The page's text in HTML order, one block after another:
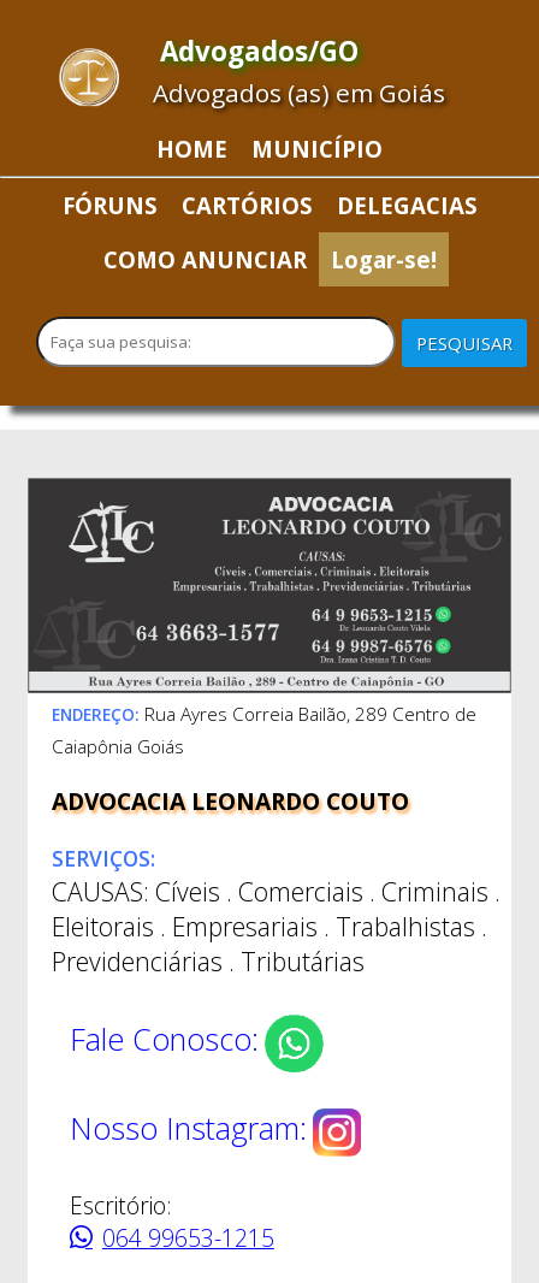
Advogados/GO
Advogados (as) em Goiás
HOME
MUNICÍPIO
FÓRUNS
CARTÓRIOS
DELEGACIAS
COMO ANUNCIAR
Logar-se!
PESQUISAR
ENDEREÇO: Rua Ayres Correia Bailão, 289 Centro de
Caiapônia Goiás
ADVOCACIA LEONARDO COUTO
SERVIÇOS:
CAUSAS: Cíveis . Comerciais . Criminais .
Eleitorais . Empresariais . Trabalhistas .
Previdenciárias . Tributárias
Fale Conosco:
Nosso Instagram:
Escritório:
064 99653-1215